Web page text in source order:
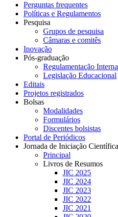
Perguntas frequentes
Políticas e Regulamentos
Pesquisa
Grupos de pesquisa
Câmaras e comitês
Inovação
Pós-graduação
Regulamentação Interna
Legislação Educacional
Editais
Projetos registrados
Bolsas
Modalidades
Formulários
Discentes bolsistas
Portal de Periódicos
Jornada de Iniciação Científica
Principal
Livros de Resumos
JIC 2025
JIC 2024
JIC 2023
JIC 2022
JIC 2021